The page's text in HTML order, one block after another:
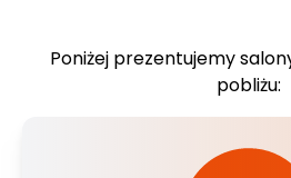
Poniżej prezentujemy
pobliżu: